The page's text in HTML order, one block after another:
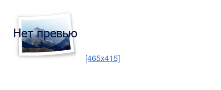
[465x415]